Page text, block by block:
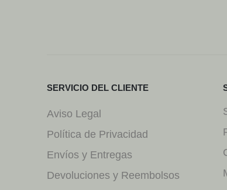
SERVICIO DEL CLIENTE
Aviso Legal
Política de Privacidad
Envíos y Entregas
Devoluciones y Reembolsos